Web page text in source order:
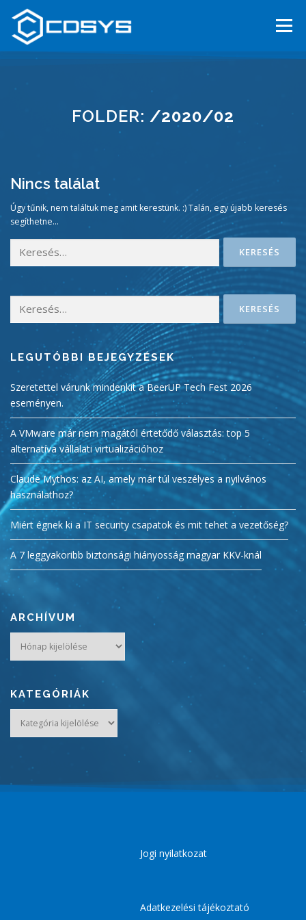
Tovább
tartalomhoz
Menü
SZOLGÁLTATÁSAINK
BEFEKTETŐKNEK ENGLISH
FOLDER: /2020/02
Nincs találat
Úgy tűnik, nem találtuk meg amit kerestünk. :) Talán, egy újabb keresés
segíthetne...
LEGUTÓBBI BEJEGYZÉSEK
Szeretettel várunk mindenkit a BeerUP Tech Fest 2026
eseményen.
A VMware már nem magától értetődő választás: top 5
alternatíva vállalati virtualizációhoz
Claude Mythos: az AI, amely már túl veszélyes a nyilvános
használathoz?
Miért égnek ki a IT security csapatok és mit tehet a vezetőség?
A 7 leggyakoribb biztonsági hiányosság magyar KKV-knál
ARCHÍVUM
KATEGÓRIÁK
Jogi nyilatkozat
Adatkezelési tájékoztató